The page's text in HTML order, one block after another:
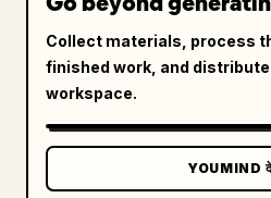
Collect materials, process
finished work, and
workspace.
YOUMIND